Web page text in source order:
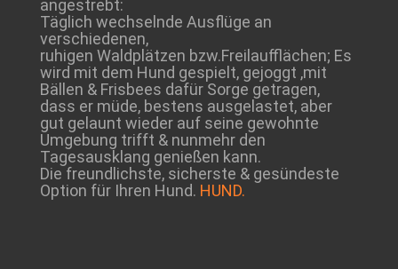
angestrebt:
Täglich wechselnde Ausflüge an
verschiedenen,
ruhigen Waldplätzen bzw.Freilaufflächen; Es
wird mit dem Hund gespielt, gejoggt ,mit
Bällen & Frisbees dafür Sorge getragen,
dass er müde, bestens ausgelastet, aber
gut gelaunt wieder auf seine gewohnte
Umgebung trifft & nunmehr den
Tagesausklang genießen kann.
Die freundlichste, sicherste & gesündeste
Option für Ihren Hund. HUND.